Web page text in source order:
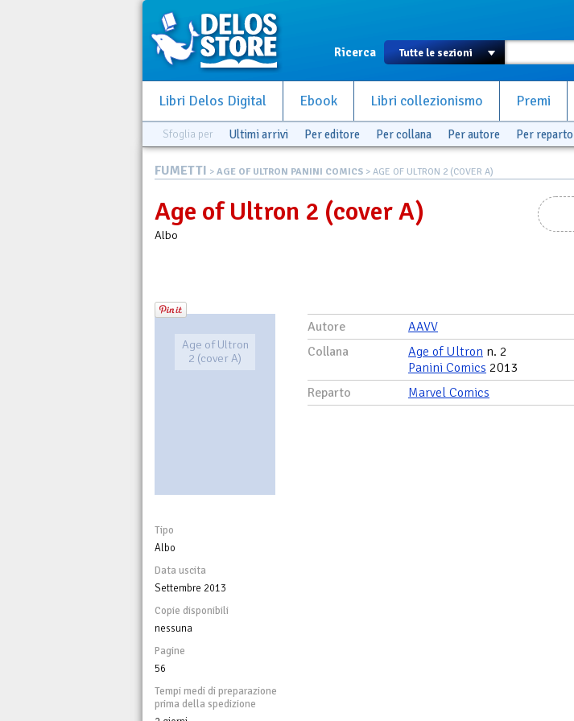
Ricerca
Libri Delos Digital Ebook Libri collezionismo Premi
Sfoglia per Ultimi arrivi Per editore Per collana Per autore Per reparto
FUMETTI > AGE OF ULTRON PANINI COMICS > AGE OF ULTRON 2 (COVER A)
Age of Ultron 2 (cover A)
Albo
Age of Ultron
2 (cover A)
Tipo
Albo
Data uscita
Settembre 2013
Copie disponibili
nessuna
Pagine
56
Tempi medi di preparazione
prima della spedizione
Autore
AAVV
Collana
Age of Ultron n. 2
Panini Comics 2013
Reparto
Marvel Comics